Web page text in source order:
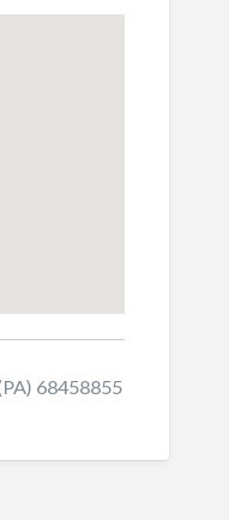
68458855